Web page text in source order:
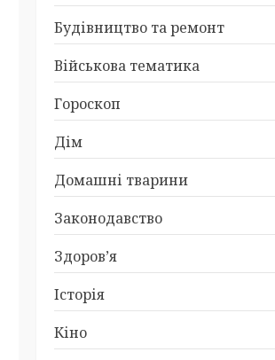
Будівництво та ремонт
Військова тематика
Гороскоп
Дім
Домашні тварини
Законодавство
Здоров’я
Історія
Кіно